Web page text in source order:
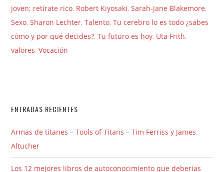
joven; retírate rico, Robert Kiyosaki,Sarah-Jane Blakemore,
Sexo,Sharon Lechter,Talento,Tu cerebro lo es todo ¿sabes
cómo y por qué decides?,Tu futuro es hoy, Uta Frith,
valores,Vocación
ENTRADAS RECIENTES
Armas de titanes – Tools of Titans – Tim Ferriss y James
Altucher
Los 12 mejores libros de autoconocimiento que deberías